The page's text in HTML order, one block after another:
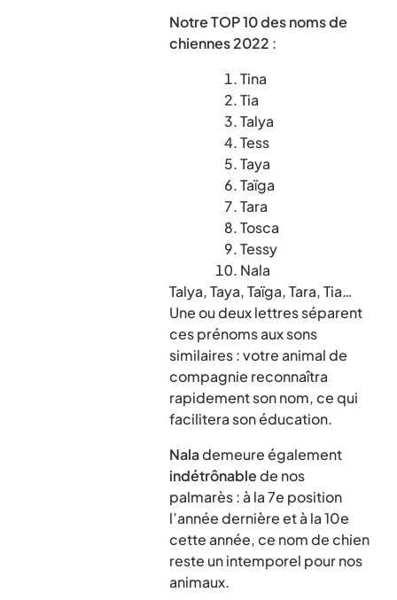
Notre TOP 10 des noms de
chiennes 2022 :
Tina
Tia
Talya
Tess
Taya
Taïga
Tara
Tosca
Tessy
Nala
Talya, Taya, Taïga, Tara, Tia…
Une ou deux lettres séparent
ces prénoms aux sons
similaires : votre animal de
compagnie reconnaîtra
rapidement son nom, ce qui
facilitera son éducation.
Nalademeure également
indétrônablede nos
palmarès : à la 7e position
l’année dernière et à la 10e
cette année, ce nom de chien
reste un intemporel pour nos
animaux.